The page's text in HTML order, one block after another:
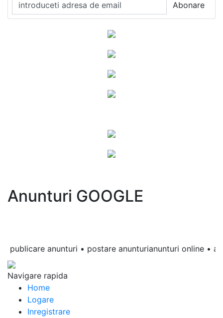
Anunturi GOOGLE
anunturi • postare anunturianunturi online •
Navigare rapida
Home
Logare
Inregistrare